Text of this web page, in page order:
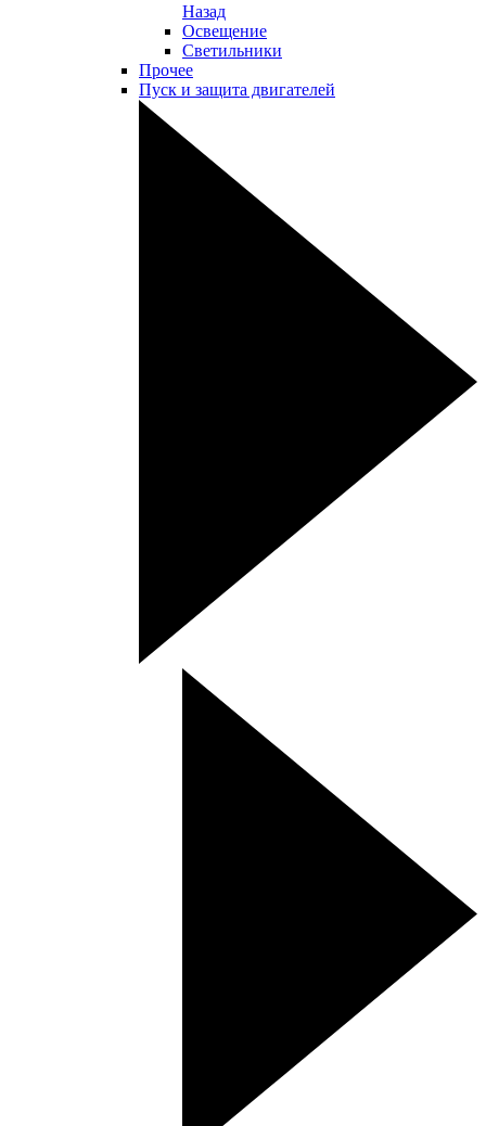
Назад
Освещение
Светильники
Прочее
Пуск и защита двигателей